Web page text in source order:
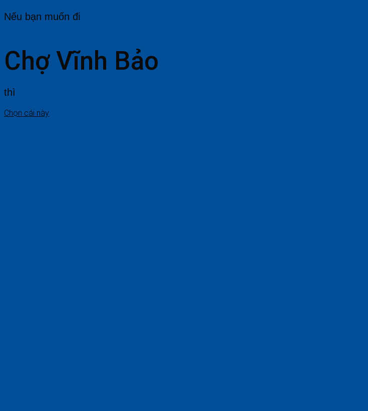
Nếu bạn muốn đi
Chợ Vĩnh Bảo
thì
Chọn cái này